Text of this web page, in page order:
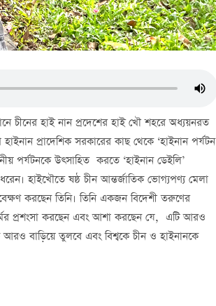
চীনের হাই নান প্রদেশের হাই খৌ শহরে অধ্যয়নরত
প্রাদেশিক সরকারের কাছ থেকে ‘হাইনান পর্যটন
পর্যটনকে উত্সাহিত করতে ‘হাইনান ডেইলি’
ধরেন। হাইখৌতে ষষ্ঠ চীন আন্তর্জাতিক ভোগ্যপণ্য মেলা
করছেন তিনি। তিনি একজন বিদেশী তরুণের
প্রশংসা করছেন এবং আশা করছেন যে, এটি আরও
আরও বাড়িয়ে তুলবে এবং বিশ্বকে চীন ও হাইনানকে